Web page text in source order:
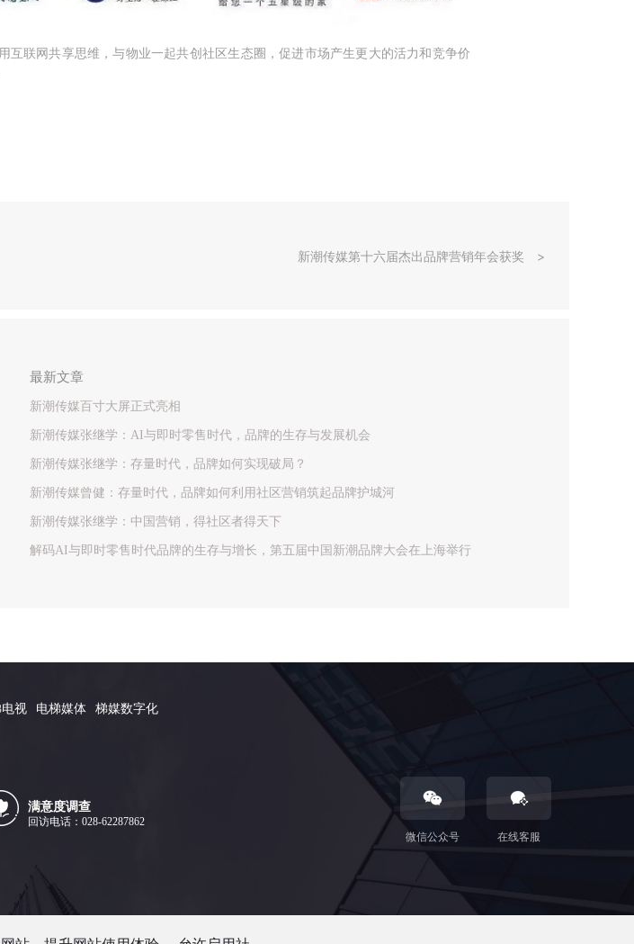
联网共享思维，与物业一起共创社区生态圈，促进市场产生更大的活力和竞争价
新潮传媒第十六届杰出品牌营销年会获奖
最新文章
新潮传媒百寸大屏正式亮相
新潮传媒张继学：AI与即时零售时代，品牌的生存与发展机会
新潮传媒张继学：存量时代，品牌如何实现破局？
新潮传媒曾健：存量时代，品牌如何利用社区营销筑起品牌护城河
新潮传媒张继学：中国营销，得社区者得天下
解码AI与即时零售时代品牌的生存与增长，第五届中国新潮品牌大会在上海举行
视 电梯媒体 梯媒数字化
满意度调查
回访电话：028-62287862
微信公众号
在线客服